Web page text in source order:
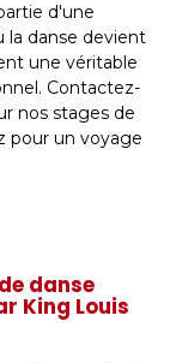
d'une
la danse devient
une véritable
Contactez-
nos stages de
pour un voyage
danse
King Louis